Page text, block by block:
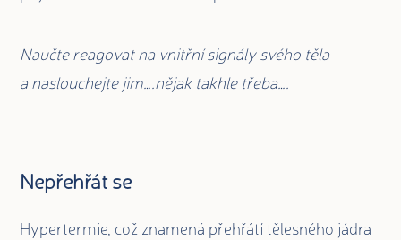
Naučte reagovat na vnitřní signály svého těla
a naslouchejte jim….nějak takhle třeba….
Nepřehřát se
Hypertermie, což znamená přehřátí tělesného jádra